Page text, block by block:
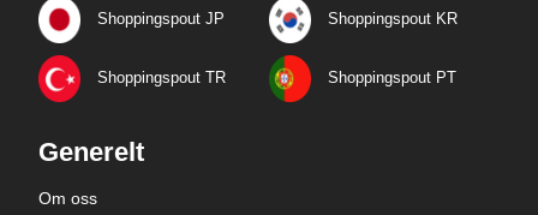
Shoppingspout JP Shoppingspout KR
Shoppingspout TR Shoppingspout PT
Generelt
Om oss